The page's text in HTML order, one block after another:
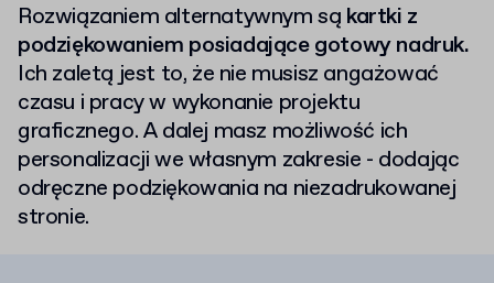
Rozwiązaniem alternatywnym są kartki z
podziękowaniem posiadające gotowy nadruk.
Ich zaletą jest to, że nie musisz angażować
czasu i pracy w wykonanie projektu
graficznego. A dalej masz możliwość ich
personalizacji we własnym zakresie - dodając
odręczne podziękowania na niezadrukowanej
stronie.